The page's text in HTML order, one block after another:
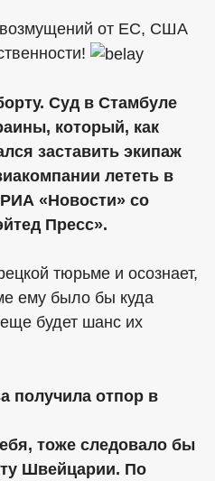
возмущений от ЕС, США
Суд в Стамбуле
который, как
заставить экипаж
лететь в
«Новости» со
Пресс».
тюрьме и осознает,
ему было бы куда
будет шанс их
получила отпор в
тоже следовало бы
Швейцарии. По